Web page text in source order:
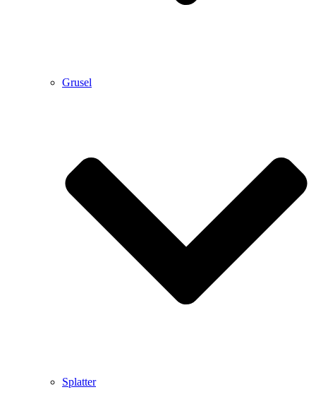
Grusel
Splatter